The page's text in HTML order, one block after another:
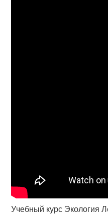
Учебный курс Экология